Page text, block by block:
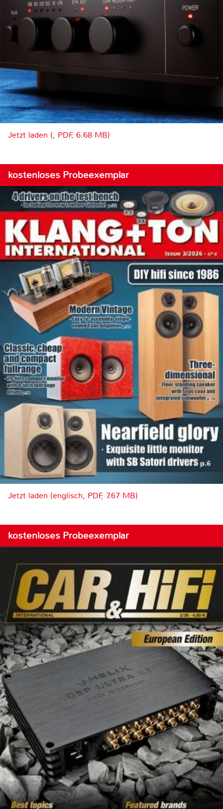
Jetzt laden (, PDF, 6.68 MB)
kostenloses Probeexemplar
Jetzt laden (englisch, PDF, 7.67 MB)
kostenloses Probeexemplar